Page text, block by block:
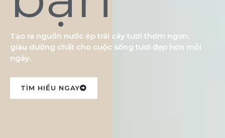
Tạo ra nguồn nước ép trái cây tươi thơm ngon,
giàu dưỡng chất cho cuộc sống tươi đẹp hơn mỗi
ngày.
TÌM HIỂU NGAY